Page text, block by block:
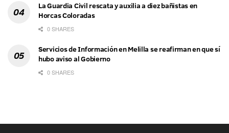
La Guardia Civil rescata y auxilia a diez bañistas en
Horcas Coloradas
0 SHARES
Servicios de Información en Melilla se reafirman en que sí
hubo aviso al Gobierno
0 SHARES